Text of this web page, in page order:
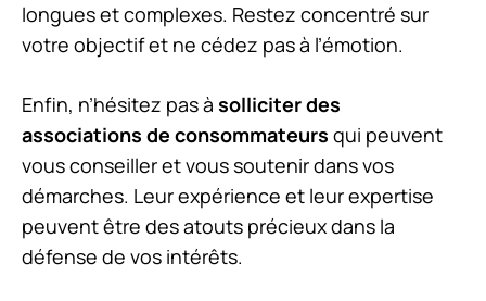
longues et complexes. Restez concentré sur
votre objectif et ne cédez pas à l’émotion.
Enfin, n’hésitez pas à solliciter des
associations de consommateurs qui peuvent
vous conseiller et vous soutenir dans vos
démarches. Leur expérience et leur expertise
peuvent être des atouts précieux dans la
défense de vos intérêts.